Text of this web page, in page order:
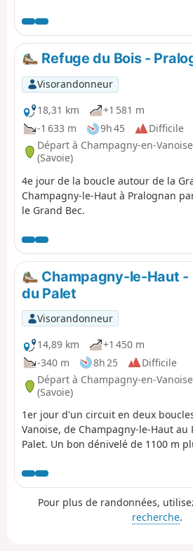
autres.
Refuge du Bois -
Visorandonneur
18,31 km
+1 581 m
-1 633 m
9h 45
Difficile
Départ à Champagny-en-Vanoise
(Savoie)
4e jour de la boucle autour de la
Champagny-le-Haut à Pralognan
le Grand Bec.
Champagny-le-Haut -
du Palet
Visorandonneur
14,89 km
+1 450 m
-340 m
8h 25
Difficile
Départ à Champagny-en-Vanoise
(Savoie)
1er jour d'un circuit en deux
Vanoise, de Champagny-le-Haut au
Palet. Un bon dénivelé de 1100 m
notamment sur le Lac de la Plagne.
Pour plus de randonnées,
recherche.